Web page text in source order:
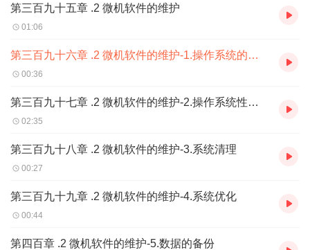
第三百九十五章 .2 微机软件的维护
01:06
第三百九十六章 .2 微机软件的维护-1.操作系统的安全维护
00:36
第三百九十七章 .2 微机软件的维护-2.操作系统性能方面的维护
02:35
第三百九十八章 .2 微机软件的维护-3.系统清理
00:27
第三百九十九章 .2 微机软件的维护-4.系统优化
00:44
第四百章 .2 微机软件的维护-5.数据的备份